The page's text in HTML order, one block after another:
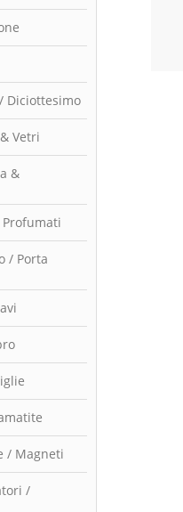
Diciottesimo
Vetri
&
/ Porta
/ Magneti
/